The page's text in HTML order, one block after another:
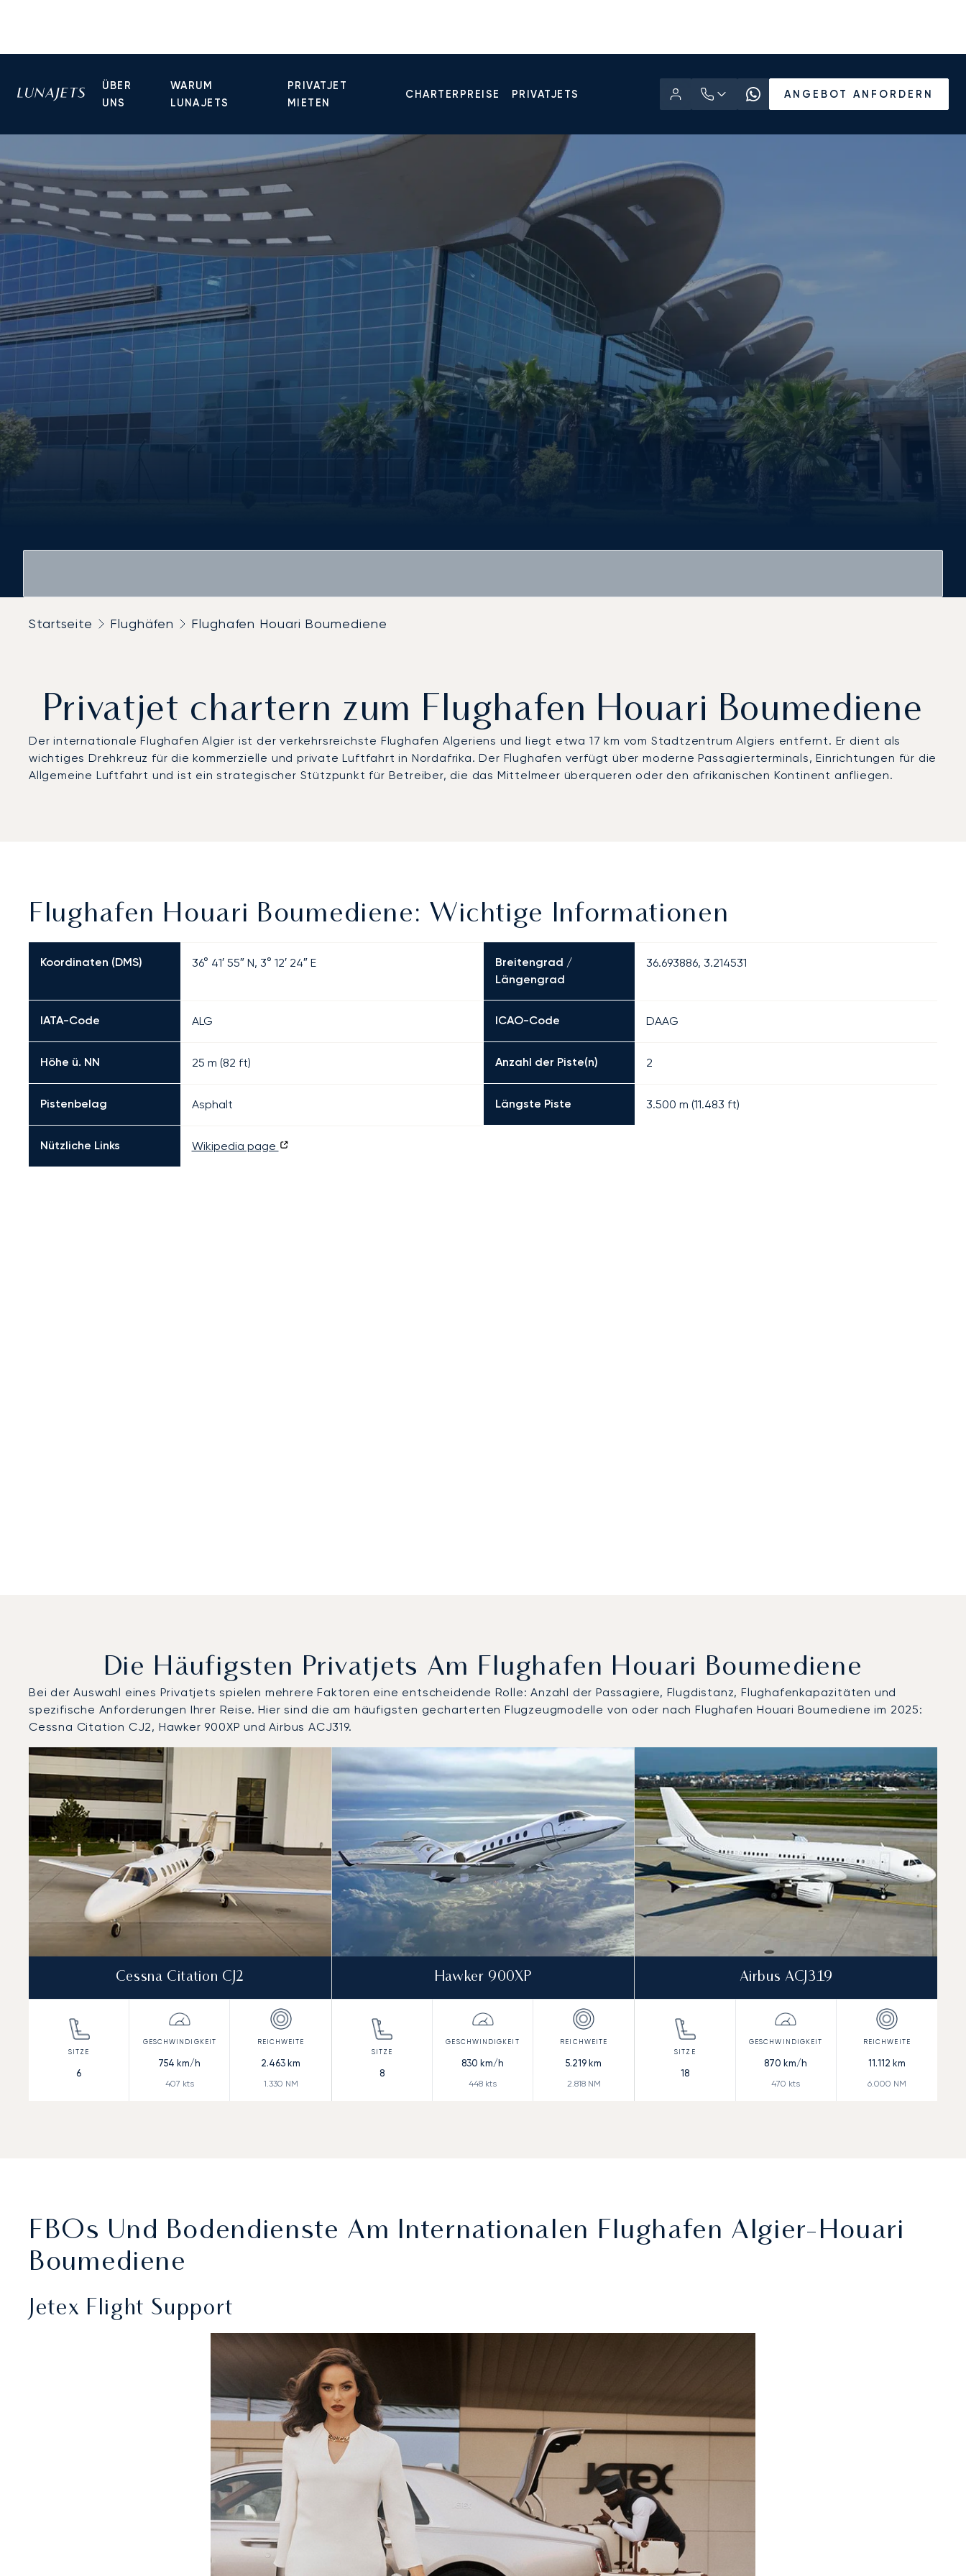
ÜBER
UNS
WARUM
LUNAJETS
PRIVATJET
MIETEN
CHARTERPREISE PRIVATJETS ANGEBOT ANFORDERN
Startseite Flughäfen Flughafen Houari Boumediene
Privatjet chartern zum Flughafen Houari Boumediene
Der internationale Flughafen Algier ist der verkehrsreichste Flughafen Algeriens und liegt etwa 17 km vom Stadtzentrum Algiers entfernt. Er dient als
wichtiges Drehkreuz für die kommerzielle und private Luftfahrt in Nordafrika. Der Flughafen verfügt über moderne Passagierterminals, Einrichtungen für die
Allgemeine Luftfahrt und ist ein strategischer Stützpunkt für Betreiber, die das Mittelmeer überqueren oder den afrikanischen Kontinent anfliegen.
Flughafen Houari Boumediene: Wichtige Informationen
Koordinaten (DMS) 36° 41′ 55″ N, 3° 12′ 24″ E
Breitengrad /
Längengrad
36.693886, 3.214531
IATA-Code ALG ICAO-Code DAAG
Höhe ü. NN 25 m (82 ft) Anzahl der Piste(n) 2
Pistenbelag Asphalt Längste Piste 3.500 m (11.483 ft)
Nützliche Links Wikipedia page
Die Häufigsten Privatjets Am Flughafen Houari Boumediene
Bei der Auswahl eines Privatjets spielen mehrere Faktoren eine entscheidende Rolle: Anzahl der Passagiere, Flugdistanz, Flughafenkapazitäten und
spezifische Anforderungen Ihrer Reise. Hier sind die am häufigsten gecharterten Flugzeugmodelle von oder nach Flughafen Houari Boumediene im 2025:
Cessna Citation CJ2, Hawker 900XP und Airbus ACJ319.
Flughafen Houari Boumediene : Die 3 meistgeflogenen Flugzeugmodelle nach Anzahl der Flugbewegungen im Jahr 2025
Foto des Flugzeugs
Geschwindigkeit (km/h)
Geschwindigkeit (Knoten)
Reichweite (km)
Reichweite (NM)
Cessna Citation CJ2
6
754 km/h
407 kts
2.463 km
1.330 NM
Hawker 900XP
8
830 km/h
448 kts
5.219 km
2.818NM
Airbus ACJ319
18
870 km/h
470 kts
11.112 km
6.000 NM
FBOs Und Bodendienste Am Internationalen Flughafen Algier-Houari
Boumediene
Jetex Flight Support